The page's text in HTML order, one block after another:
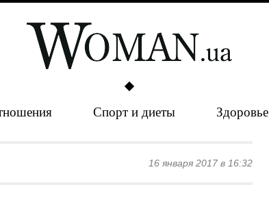
Спорт и диеты Здоровье
16 января 2017 в 16:32